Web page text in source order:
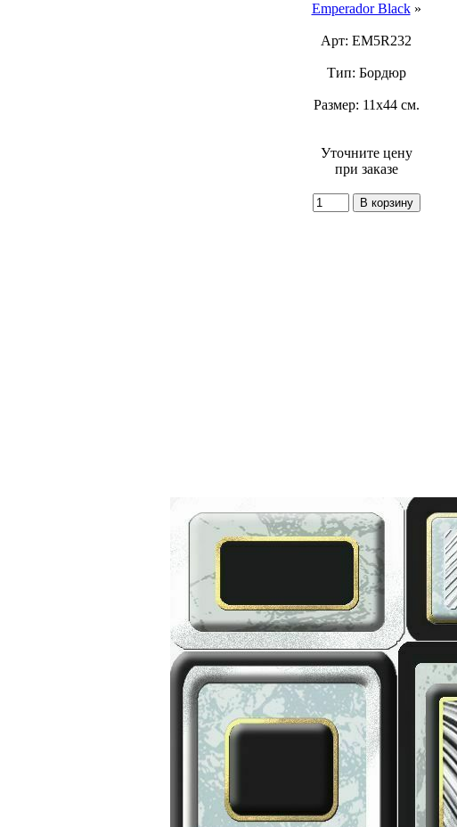
Emperador Black»
Арт: EM5R232
Тип: Бордюр
Размер: 11x44 см.
Уточните цену
при заказе